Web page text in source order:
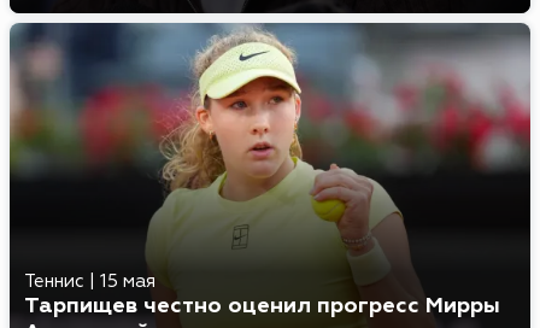
Теннис 15 мая
Тарпищев честно оценил прогресс Мирры